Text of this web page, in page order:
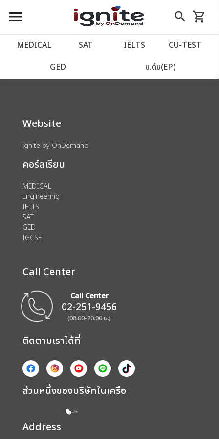
close
account_balance หน้าแรก
เว็บไซต์อิกไนท์
import_contacts วางแผนการเรียน
account_circle เข้าสู่ระบบ
assignment ลงทะเบียน
menu search
Skip
to
shopping_cart
รถเข็น
MEDICAL SAT IELTS CU‑TEST
GED ม.ต้น(EP)
We could not find anything for 80001863
Website
ignite by OnDemand
คอร์สเรียน
MEDICAL
Engineering
IELTS
SAT
GED
IGCSE
Call Center
Call Center
02-251-9456
(08.00-20.00 น.)
ติดตามเราได้ที่
ส่วนหนึ่งของบริษัทในเครือ
Address